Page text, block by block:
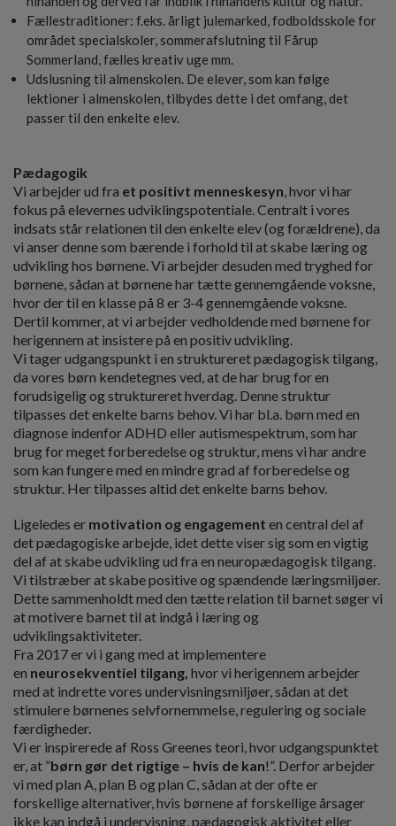
Fællestraditioner: f.eks. årligt julemarked, fodboldsskole for
området specialskoler, sommerafslutning til Fårup
Sommerland, fælles kreativ uge mm.
Udslusning til almenskolen. De elever, som kan følge
lektioner i almenskolen, tilbydes dette i det omfang, det
passer til den enkelte elev.
Pædagogik
Vi arbejder ud fra et positivt menneskesyn , hvor vi har
fokus på elevernes udviklingspotentiale. Centralt i vores
indsats står relationen til den enkelte elev (og forældrene), da
vi anser denne som bærende i forhold til at skabe læring og
udvikling hos børnene. Vi arbejder desuden med tryghed for
børnene, sådan at børnene har tætte gennemgående voksne,
hvor der til en klasse på 8 er 3-4 gennemgående voksne.
Dertil kommer, at vi arbejder vedholdende med børnene for
herigennem at insistere på en positiv udvikling.
Vi tager udgangspunkt i en struktureret pædagogisk tilgang,
da vores børn kendetegnes ved, at de har brug for en
forudsigelig og struktureret hverdag. Denne struktur
tilpasses det enkelte barns behov. Vi har bl.a. børn med en
diagnose indenfor ADHD eller autismespektrum, som har
brug for meget forberedelse og struktur, mens vi har andre
som kan fungere med en mindre grad af forberedelse og
struktur. Her tilpasses altid det enkelte barns behov.
Ligeledes er motivation og engagement en central del af
det pædagogiske arbejde, idet dette viser sig som en vigtig
del af at skabe udvikling ud fra en neuropædagogisk tilgang.
Vi tilstræber at skabe positive og spændende læringsmiljøer.
Dette sammenholdt med den tætte relation til barnet søger vi
at motivere barnet til at indgå i læring og
udviklingsaktiviteter.
Fra 2017 er vi i gang med at implementere
en neurosekventiel tilgang, hvor vi herigennem arbejder
med at indrette vores undervisningsmiljøer, sådan at det
stimulere børnenes selvfornemmelse, regulering og sociale
færdigheder.
Vi er inspirerede af Ross Greenes teori, hvor udgangspunktet
er, at ”børn gør det rigtige – hvis de kan!”. Derfor arbejder
vi med plan A, plan B og plan C, sådan at der ofte er
forskellige alternativer, hvis børnene af forskellige årsager
ikke kan indgå i undervisning, pædagogisk aktivitet eller